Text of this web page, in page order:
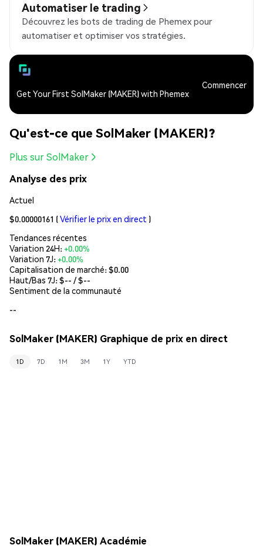
Automatiser le trading
Découvrez les bots de trading de Phemex pour
automatiser et optimiser vos stratégies.
Get Your First SolMaker (MAKER) with Phemex
Commencer
Qu'est-ce que SolMaker (MAKER)?
Plus sur SolMaker
Analyse des prix
Actuel
$0.00000161 (Vérifier le prix en direct )
Tendances récentes
Variation 24H:+0.00%
Variation 7J:+0.00%
Capitalisation de marché:$0.00
Haut/Bas 7J: $-- / $--
Sentiment de la communauté
--
SolMaker (MAKER) Graphique de prix en direct
1D 7D 1M 3M 1Y YTD
SolMaker (MAKER) Académie